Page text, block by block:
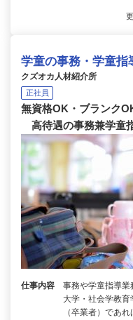
学童の事務・学童指
クズオカ人材紹介所
正社員
無資格OK・ブランク
高待遇の事務兼学童
仕事内容
事務や学童指導業
大学・社会学教
（卒業者）であ